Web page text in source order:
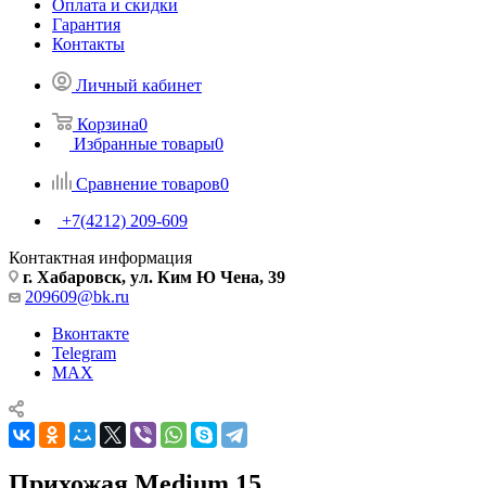
Оплата и скидки
Гарантия
Контакты
Личный кабинет
Корзина0
Избранные товары0
Сравнение товаров0
+7(4212) 209-609
Контактная информация
г. Хабаровск, ул. Ким Ю Чена, 39
209609@bk.ru
Вконтакте
Telegram
MAX